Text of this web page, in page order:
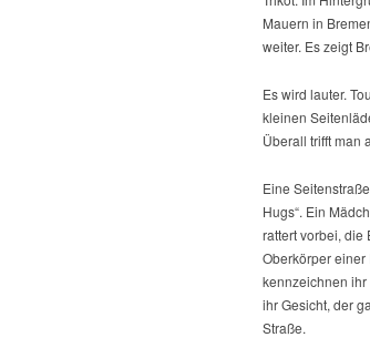
Mauern in
weiter. Es zeigt
Es wird lauter.
kleinen
Überall trifft man
Eine
Hugs“. Ein
rattert vorbei, die
Oberkörper einer
kennzeichnen ihr
ihr Gesicht, der
Straße.